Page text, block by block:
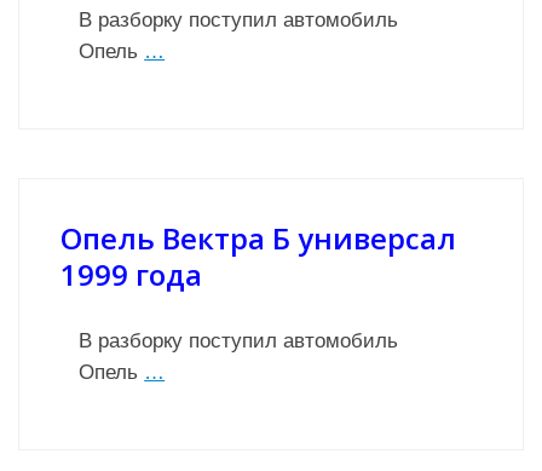
В разборку поступил автомобиль
Опель …
Опель Вектра Б универсал
1999 года
В разборку поступил автомобиль
Опель …